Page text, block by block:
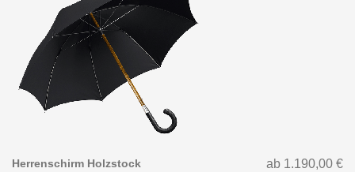
Herrenschirm Holzstock
ab 1.190,00 €